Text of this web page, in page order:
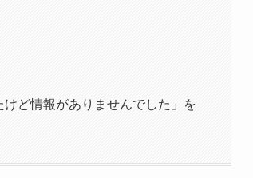
ど情報がありませんでした」を